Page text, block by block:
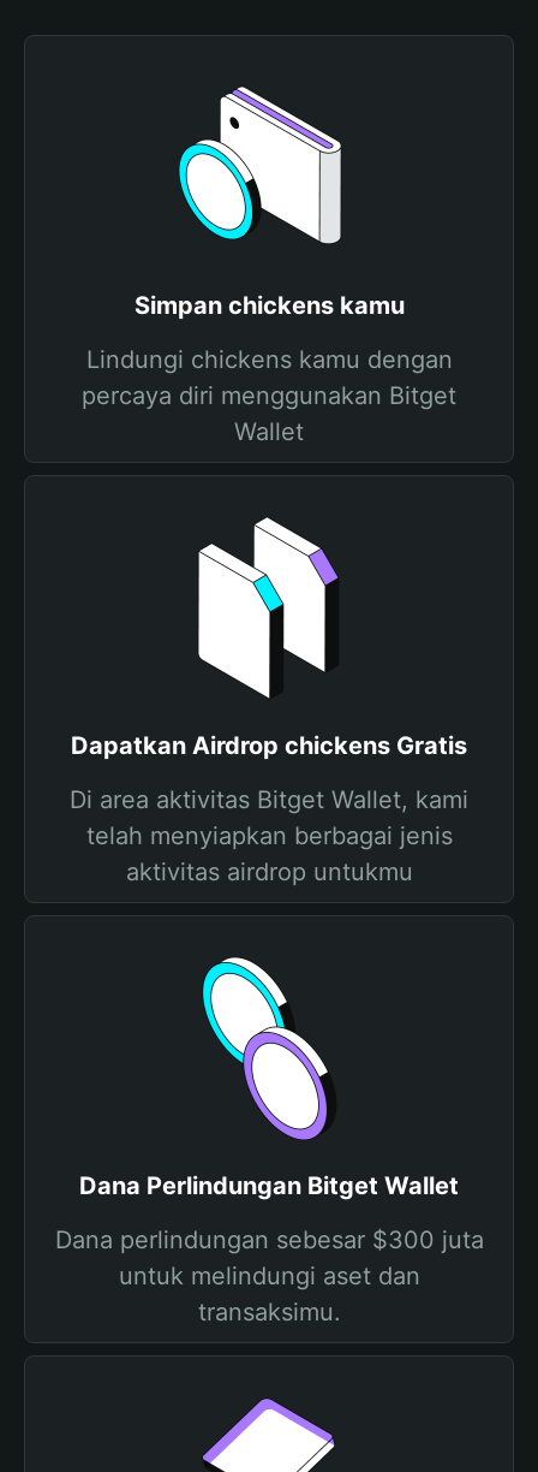
Simpan chickens kamu
Lindungi chickens kamu dengan
percaya diri menggunakan Bitget
Wallet
Dapatkan Airdrop chickens Gratis
Di area aktivitas Bitget Wallet, kami
telah menyiapkan berbagai jenis
aktivitas airdrop untukmu
Dana Perlindungan Bitget Wallet
Dana perlindungan sebesar $300 juta
untuk melindungi aset dan
transaksimu.